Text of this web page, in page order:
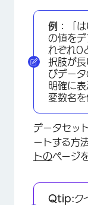
例：
「
の値を
れぞれ0
択肢が
びデー
明確に
変数名を
データセッ
ートする方
トのページ
Qtip:ク